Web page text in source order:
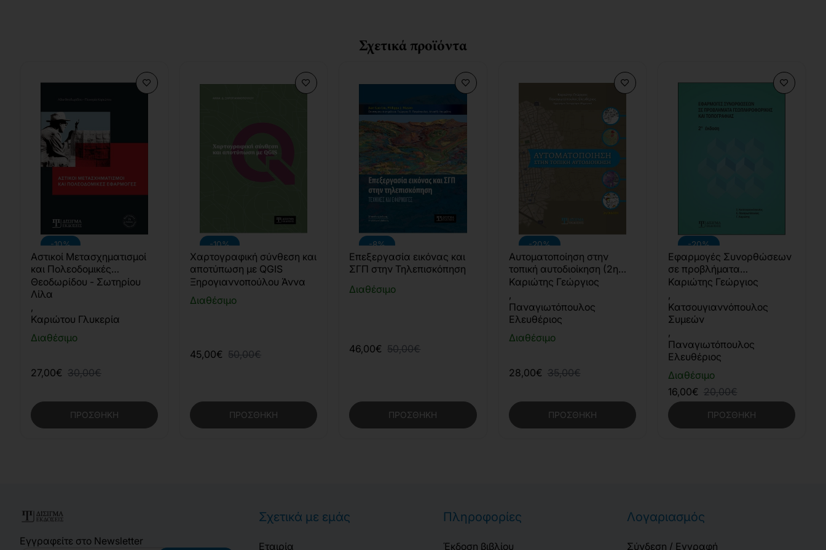
Σχετικά προϊόντα
-10%
Διαθέσιμο
Αστικοί Μετασχηματισμοί
και Πολεοδομικές
Εφαρμογές (2η Έκδοση)
Θεοδωρίδου - Σωτηρίου
Λίλα
,
Καριώτου Γλυκερία
27,00€ 30,00€
ΠΡΟΣΘΉΚΗ
-10%
Διαθέσιμο
Χαρτογραφική σύνθεση και
αποτύπωση με QGIS
Ξηρογιαννοπούλου Άννα
45,00€ 50,00€
ΠΡΟΣΘΉΚΗ
-8%
Διαθέσιμο
Επεξεργασία εικόνας και
ΣΓΠ στην Τηλεπισκόπηση
46,00€ 50,00€
ΠΡΟΣΘΉΚΗ
-20%
Διαθέσιμο
Αυτοματοποίηση στην
τοπική αυτοδιοίκηση (2η
έκδοση)
Καριώτης Γεώργιος
,
Παναγιωτόπουλος
Ελευθέριος
28,00€ 35,00€
ΠΡΟΣΘΉΚΗ
-20%
Διαθέσιμο
Εφαρμογές Συνορθώσεων
σε προβλήματα
Γεωπληροφορικής &
Καριώτης Γεώργιος
,
Κατσουγιαννόπουλος
Συμεών
,
Παναγιωτόπουλος
Ελευθέριος
16,00€ 20,00€
ΠΡΟΣΘΉΚΗ
Εγγραφείτε στο Newsletter
Σχετικά με εμάς
Εταιρία
Πληροφορίες
Έκδοση βιβλίου
Λογαριασμός
Σύνδεση / Εγγραφή